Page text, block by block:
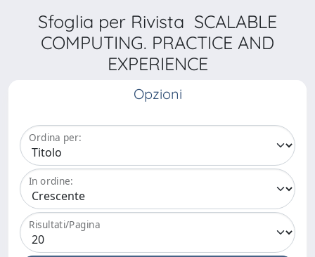
Sfoglia per Rivista SCALABLE
COMPUTING. PRACTICE AND
EXPERIENCE
Opzioni
Ordina per:
In ordine:
Risultati/Pagina